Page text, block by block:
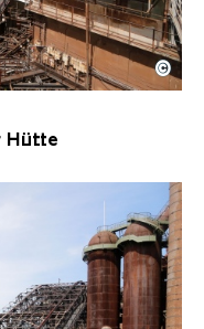
Hütte mit
Hütte | Karl
©
Hütte